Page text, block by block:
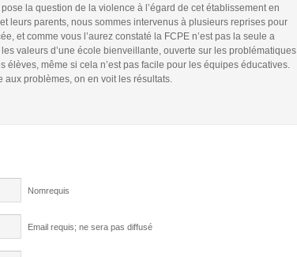
la question de la violence à l’égard de cet établissement en
leurs parents, nous sommes intervenus à plusieurs reprises pour
et comme vous l’aurez constaté la FCPE n’est pas la seule a
valeurs d’une école bienveillante, ouverte sur les problématiques
élèves, même si cela n’est pas facile pour les équipes éducatives.
aux problèmes, on en voit les résultats.
Nomrequis
Email requis; ne sera pas diffusé